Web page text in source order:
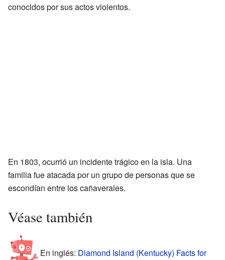
conocidos por sus actos violentos.
En 1803, ocurrió un incidente trágico en la isla. Una
familia fue atacada por un grupo de personas que se
escondían entre los cañaverales.
Véase también
En inglés: Diamond Island (Kentucky) Facts for